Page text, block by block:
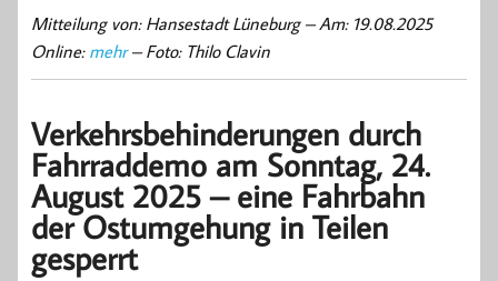
Mitteilung von: Hansestadt Lüneburg –Am: 19.08.2025
Online: mehr– Foto: Thilo Clavin
Verkehrsbehinderungen durch
Fahrraddemo am Sonntag, 24.
August 2025 – eine Fahrbahn
der Ostumgehung in Teilen
gesperrt